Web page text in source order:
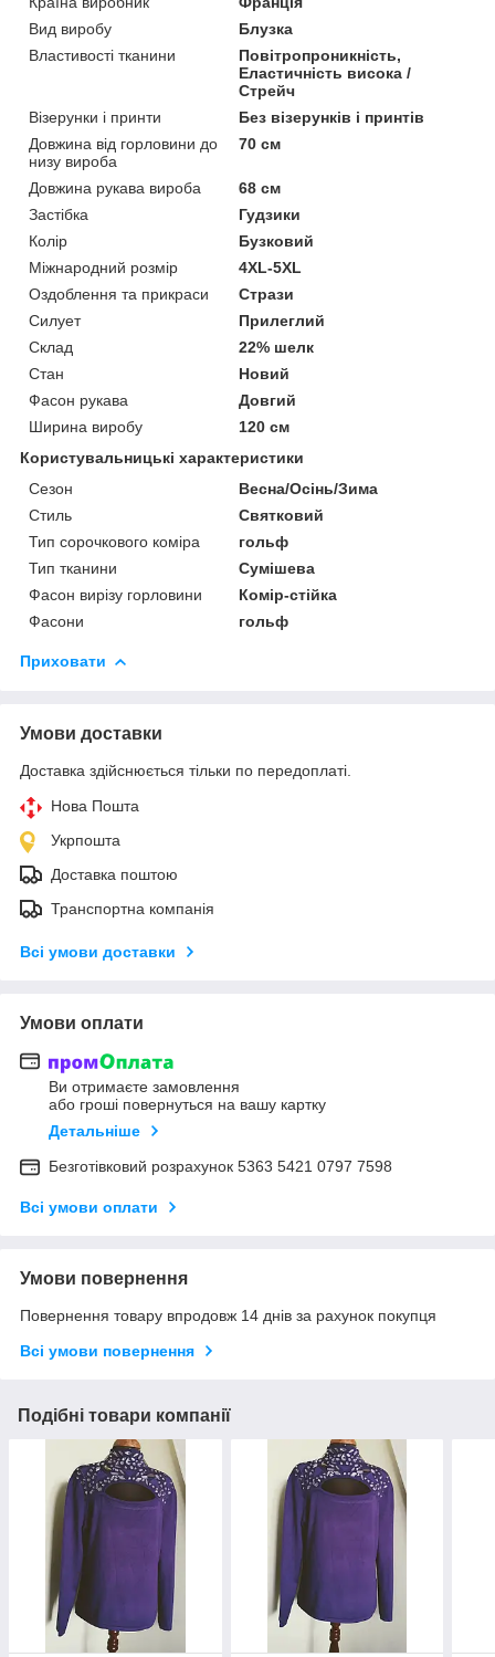
Вид виробу
Блузка
Властивості тканини
Повітропроникність,
Еластичність висока /
Стрейч
Візерунки і принти
Без візерунків і принтів
Довжина від горловини до
низу вироба
70 см
Довжина рукава вироба
68 см
Застібка
Гудзики
Колір
Бузковий
Міжнародний розмір
4XL-5XL
Оздоблення та прикраси
Стрази
Силует
Прилеглий
Склад
22% шелк
Стан
Новий
Фасон рукава
Довгий
Ширина виробу
120 см
Користувальницькі характеристики
Сезон
Весна/Осінь/Зима
Стиль
Святковий
Тип сорочкового коміра
гольф
Тип тканини
Сумішева
Фасон вирізу горловини
Комір-стійка
Фасони
гольф
Приховати
Умови доставки
Доставка здійснюється тільки по передоплаті.
Нова Пошта
Укрпошта
Доставка поштою
Транспортна компанія
Всі умови доставки
Умови оплати
Ви отримаєте замовлення
або гроші повернуться на вашу картку
Детальніше
Безготівковий розрахунок 5363 5421 0797 7598
Всі умови оплати
Умови повернення
Повернення товару впродовж 14 днів за рахунок покупця
Всі умови повернення
Подібні товари компанії